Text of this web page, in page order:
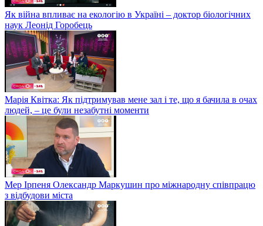
Як війна впливає на екологію в Україні – доктор біологічних
наук Леонід Горобець
Марія Квітка: Як підтримував мене зал і те, що я бачила в очах
людей, – це були незабутні моменти
Мер Ірпеня Олександр Маркушин про міжнародну співпрацю
з відбудови міста